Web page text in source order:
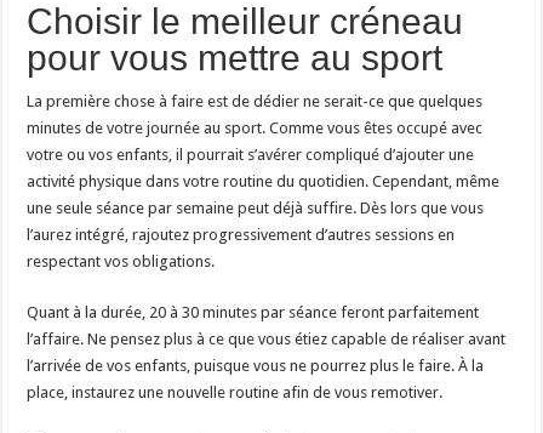
Choisir le meilleur créneau
pour vous mettre au sport
La première chose à faire est de dédier ne serait-ce que quelques
minutes de votre journée au sport. Comme vous êtes occupé avec
votre ou vos enfants, il pourrait s’avérer compliqué d’ajouter une
activité physique dans votre routine du quotidien. Cependant, même
une seule séance par semaine peut déjà suffire. Dès lors que vous
l’aurez intégré, rajoutez progressivement d’autres sessions en
respectant vos obligations.
Quant à la durée, 20 à 30 minutes par séance feront parfaitement
l’affaire. Ne pensez plus à ce que vous étiez capable de réaliser avant
l’arrivée de vos enfants, puisque vous ne pourrez plus le faire. À la
place, instaurez une nouvelle routine afin de vous remotiver.